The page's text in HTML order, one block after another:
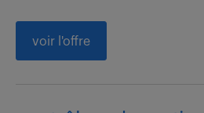
voir l'offre